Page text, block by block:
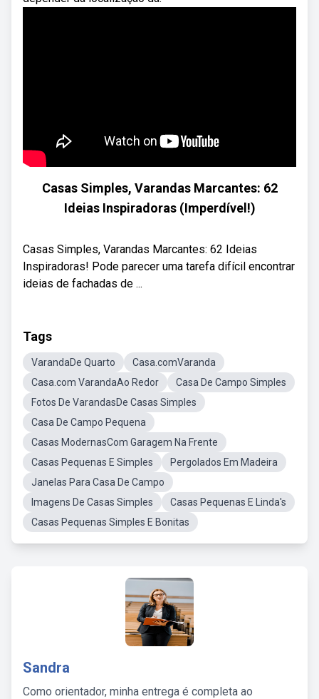
Casas Simples, Varandas Marcantes: 62
Ideias Inspiradoras (Imperdível!)
Casas Simples, Varandas Marcantes: 62 Ideias
Inspiradoras! Pode parecer uma tarefa difícil encontrar
ideias de fachadas de ...
Tags
VarandaDe Quarto
Casa.comVaranda
Casa.com VarandaAo Redor
Casa De Campo Simples
Fotos De VarandasDe Casas Simples
Casa De Campo Pequena
Casas ModernasCom Garagem Na Frente
Casas Pequenas E Simples
Pergolados Em Madeira
Janelas Para Casa De Campo
Imagens De Casas Simples
Casas Pequenas E Linda's
Casas Pequenas Simples E Bonitas
Sandra
Como orientador, minha entrega é completa ao